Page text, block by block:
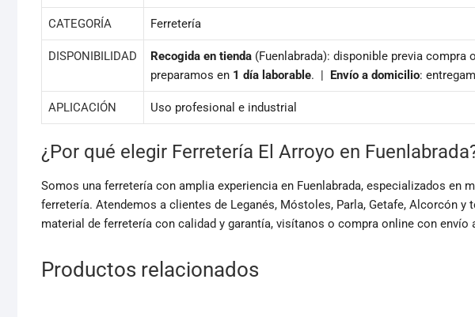
CATEGORÍA Ferretería
DISPONIBILIDAD Recogida en tienda (Fuenlabrada): disponible previa
preparamos en 1 día laborable. | Envío a domicilio:
APLICACIÓN Uso profesional e industrial
¿Por qué elegir Ferretería El Arroyo en
Somos una ferretería con amplia experiencia en Fuenlabrada, especializados en
ferretería. Atendemos a clientes de Leganés, Móstoles, Parla, Getafe, Alcorcón y
material de ferretería con calidad y garantía, visítanos o compra online con envío
Productos relacionados